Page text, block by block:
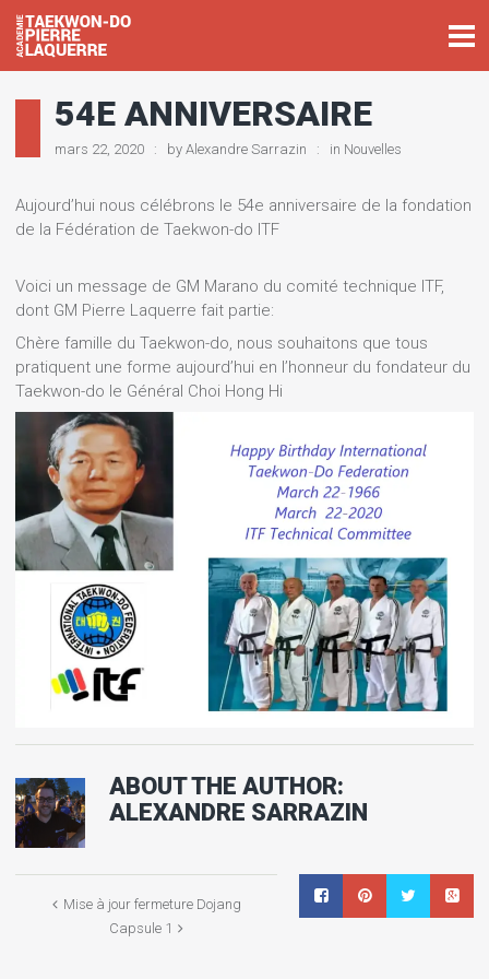
54E ANNIVERSAIRE
mars 22, 2020 by Alexandre Sarrazin in Nouvelles
Aujourd’hui nous célébrons le 54e anniversaire de la fondation
de la Fédération de Taekwon-do ITF
Voici un message de GM Marano du comité technique ITF,
dont GM Pierre Laquerre fait partie:
Chère famille du Taekwon-do, nous souhaitons que tous
pratiquent une forme aujourd’hui en l’honneur du fondateur du
Taekwon-do le Général Choi Hong Hi
ABOUT THE AUTHOR:
ALEXANDRE SARRAZIN
Mise à jour fermeture Dojang
Capsule 1